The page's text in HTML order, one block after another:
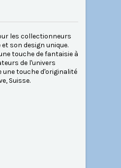
les collectionneurs
son design unique.
touche de fantaisie à
de l'univers
une touche d'originalité
Suisse.